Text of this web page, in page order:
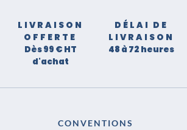
LIVRAISON
OFFERTE
Dès 99 € HT
d'achat
DÉLAI DE
LIVRAISON
48 à 72 heures
CONVENTIONS